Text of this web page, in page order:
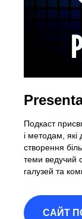
Подкаст
і методам,
створення
теми ведучий
галузей та
САЙТ